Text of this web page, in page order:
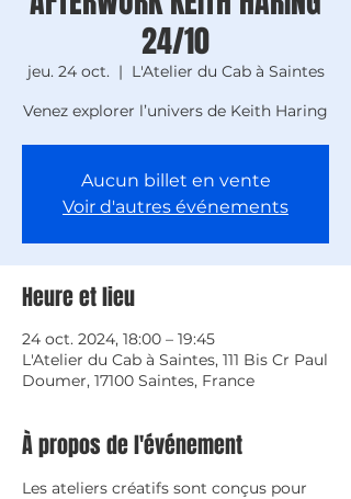
24/10
jeu. 24 oct.
  |
L'Atelier du Cab à Saintes
Venez explorer l’univers de Keith Haring
Aucun billet en vente
Voir d'autres événements
Heure et lieu
24 oct. 2024, 18:00 – 19:45
L'Atelier du Cab à Saintes, 111 Bis Cr Paul
Doumer, 17100 Saintes, France
À propos de l'événement
Les ateliers créatifs sont conçus pour